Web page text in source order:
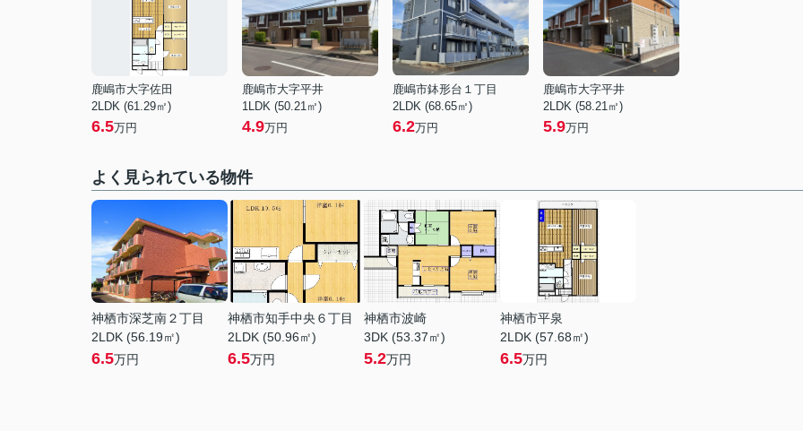
鹿嶋市大字佐田
2LDK (61.29㎡)
6.5万円
鹿嶋市大字平井
1LDK (50.21㎡)
4.9万円
鹿嶋市鉢形台１丁目
2LDK (68.65㎡)
6.2万円
鹿嶋市大字平井
2LDK (58.21㎡)
5.9万円
よく見られている物件
神栖市深芝南２丁目
2LDK (56.19㎡)
6.5万円
神栖市知手中央６丁目
2LDK (50.96㎡)
6.5万円
神栖市波崎
3DK (53.37㎡)
5.2万円
神栖市平泉
2LDK (57.68㎡)
6.5万円